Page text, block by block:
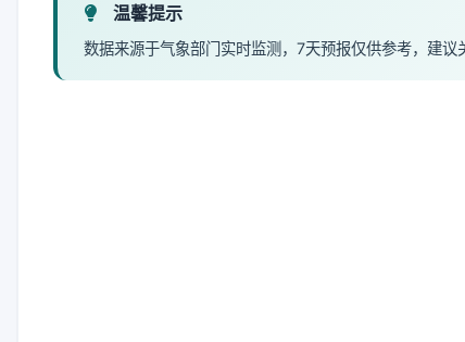
温馨提示
数据来源于气象部门实时监测，7天预报仅供参考，建议